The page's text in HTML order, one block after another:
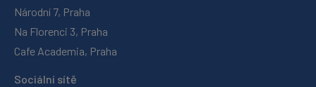
Národní 7, Praha
Na Florenci 3, Praha
Cafe Academia, Praha
Sociální sítě